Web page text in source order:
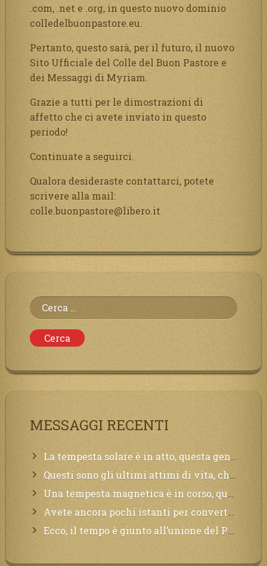
.com, .net e .org, in questo nuovo dominio
colledelbuonpastore.eu.
Pertanto, questo sarà, per il futuro, il nuovo
Sito Ufficiale del Colle del Buon Pastore e
dei Messaggi di Myriam.
Grazie a tutti per le dimostrazioni di
affetto che ci avete inviato in questo
periodo!
Continuate a seguirci.
Qualora desideraste contattarci, potete
scrivere alla mail:
colle.buonpastore@libero.it
Ricerca
per:
MESSAGGI RECENTI
La tempesta solare è in atto, questa generazione soffrirà molto, la Terra arderà, l’acqua sarà contaminata, il cibo non sarà più nelle vostre mense.
Questi sono gli ultimi attimi di vita, chi si vuole salvare Mi chiami in suo aiuto.
Una tempesta magnetica è in corso, questa generazione patirà. Il black out non tarderà ad arrivare e tutta la Terra sarà oscurata.
Avete ancora pochi istanti per convertirvi, non perdete tempo, la sciagura arriverà all’improvviso e per chi non si sarà preparato saranno dolori.
Ecco, il tempo è giunto all’unione del Padre con il figlio, non avete che da attendere pochissimo.